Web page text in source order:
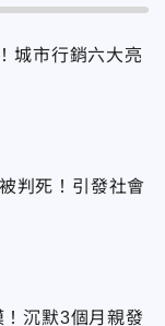
城市行銷六大亮
判死！引發社會
沉默3個月親發